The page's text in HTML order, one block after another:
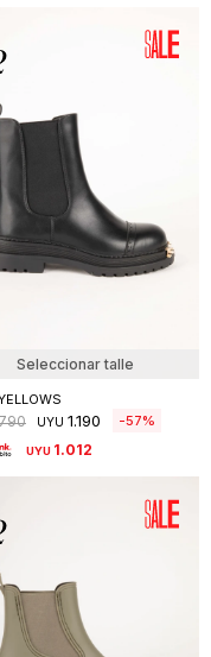
Seleccionar talle
UYU 1.190 57
UYU 1.012